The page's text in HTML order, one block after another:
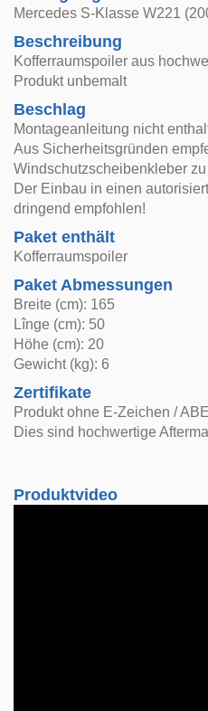
Mercedes S-Klasse W221
Beschreibung
Kofferraumspoiler aus
Produkt unbemalt
Beschlag
Montageanleitung nicht
Aus Sicherheitsgründen
Windschutzscheibenkleber
Der Einbau in einen
dringend empfohlen!
Paket enthält
Kofferraumspoiler
Paket Abmessungen
Breite (cm): 165
Lînge (cm): 50
Höhe (cm): 20
Gewicht (kg): 6
Zertifikate
Produkt ohne E-Zeichen /
Dies sind hochwertige
Produktvideo